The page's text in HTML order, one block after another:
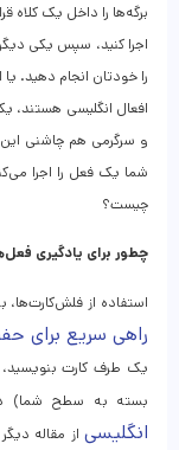
برگه‌ها را داخل یک کلاه
اجرا کنید، سپس یکی
را خودتان انجام دهید.
افعال انگلیسی هستند،
و سرگرمی هم چاشنی این
شما یک فعل را اجرا
چیست؟
چطور برای یادگیری
استفاده از
راهی سریع برای
یک طرف کارت بنویسید،
بسته به سطح شما)
انگلیسی از مقاله